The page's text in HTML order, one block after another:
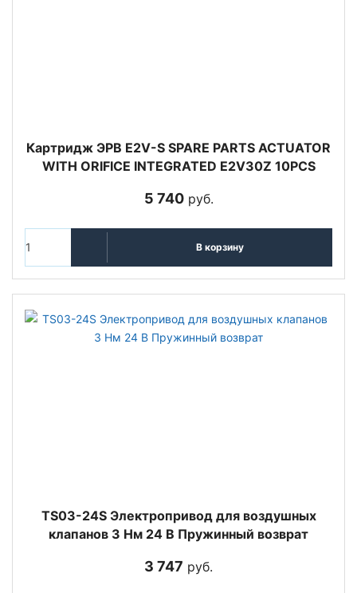
Картридж ЭРВ E2V-S SPARE PARTS ACTUATOR
WITH ORIFICE INTEGRATED E2V30Z 10PCS
5 740руб.
В корзину
TS03-24S Электропривод для воздушных
клапанов 3 Нм 24 В Пружинный возврат
3 747 руб.